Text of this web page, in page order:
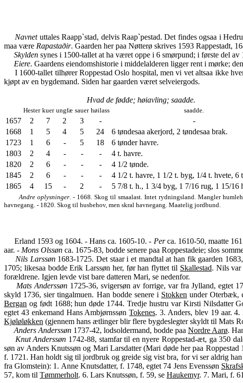
Navnetuttales Raapp`stad, delvis Raap`pestad. Det findes ogsaa i
maa være Rapastaðir. Gaarden her paa Nøtterø skrives 1593 Rappestadt,
Skylden synes i 1500-tallet at ha været oppe i 6 smørpund; i første del
Eiere. Gaardens eiendomshistorie i middelalderen ligger rent i mørke;
I 1600-tallet tilhører Roppestad Oslo hospital, men vi vet altsaa ikke
kjøpt av en bygdemand. Siden har gaarden været selveiergods.
Hvad de fødde; høiavling; saadde.
Hester kuer ungfæ sauer høilass saadde.
1657 2 7 2 3 -
-
1668
1 5 4 5 24
6 tøndesaa akerjord, 2 tøndesaa brak.
1723
1 6 - 5 18
6 tønder havre.
1803
2 4 - - -
4 t. havre.
1820
2 6 - - -
4 1/2 tønde.
1845
2 6 - - -
4 1/2 t. havre, 1 1/2 t. byg, 1/4 t. hvete, 6
1865
4 15 - 2 - 5 7/8 t. h., 1 3/4 byg, 1 7/16 rug, 1 15/16
Andre oplysninger. - 1668. Skog til smaalast. Intet rydningsland. Mangler
havnegang. - 1820. Skog til husbehov, men skral havnegang. Maatelig jordbund.
Erland 1593 og 1604. - Hans ca. 1605-10. - Perca. 1610-50, maatte
aar. - Mons Olssøn ca. 1675-83, bodde senere paa Roppestadeie; slos
Nils Larssøn1683-1725. Det staar i et mandtal at han fik gaarden
1705; likesaa bodde Erik Larssøn her, før han flyttet til Skallestad. Nils var
forældrene. Igjen levde vist bare datteren Mari, se nedenfor.
Mats Anderssøn1725-36, svigersøn av forrige, var fra Jylland, egtet
skyld 1736, sier tingalmuen. Han bodde senere i Stokken under Oterbæk,
Bergan og født 1688; hun døde 1744. Tredje hustru var Kirsti Nilsdatter
egtet 43 enkemand Hans AmbjørnssønTokenes. 3. Anders, blev 19 aar.
Kjøløløkken (gjennem hans ætlinger blir flere bygdeslegter skyldt til Mats
Anders Anderssøn 1737-42, lodsoldermand, bodde paa Nordre Aarø.
Knut Anderssøn 1742-88, stamfar til en nyere Roppestad-æt, ga 350
søn av Anders Knutssøn og Mari Larsdatter (Mari døde her paa
f. 1721. Han holdt sig til jordbruk og greide sig vist bra, for vi ser aldrig
fra Glomstein): 1. Anne Knutsdatter, f. 1748, egtet 74 Jens Evenssøn
57, kom til Tømmerholt. 6. Lars Knutssøn, f. 59, se Haukemyr. 7. Mari, f.